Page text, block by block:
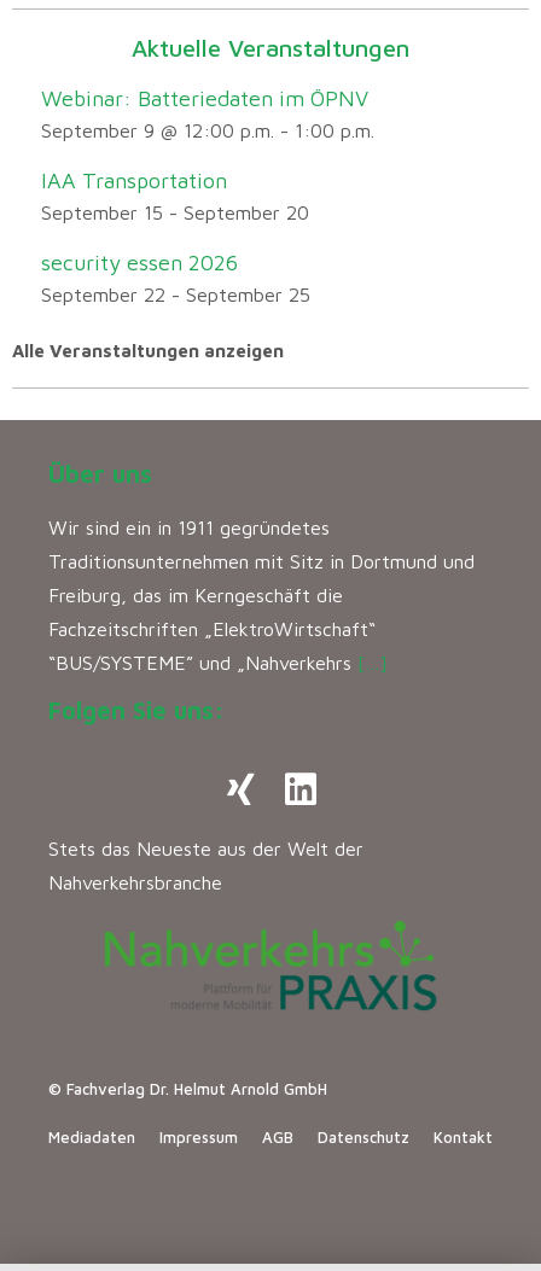
Aktuelle Veranstaltungen
Webinar: Batteriedaten im ÖPNV
September 9 @ 12:00 p.m. - 1:00 p.m.
IAA Transportation
September 15 - September 20
security essen 2026
September 22 - September 25
Alle Veranstaltungen anzeigen
Über uns
Wir sind ein in 1911 gegründetes
Traditionsunternehmen mit Sitz in Dortmund und
Freiburg, das im Kerngeschäft die
Fachzeitschriften „ElektroWirtschaft“
“BUS/SYSTEME” und „Nahverkehrs […]
Folgen Sie uns:
Stets das Neueste aus der Welt der
Nahverkehrsbranche
© Fachverlag Dr. Helmut Arnold GmbH
Mediadaten Impressum AGB Datenschutz Kontakt